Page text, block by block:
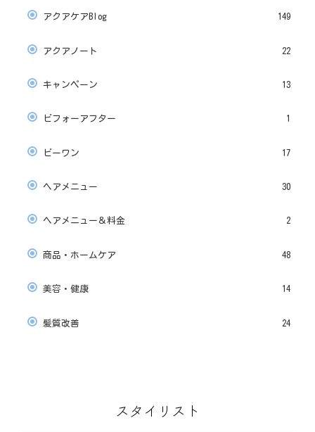
アクアケアBlog 149
アクアノート 22
キャンペーン 13
ビフォーアフター 1
ビーワン 17
ヘアメニュー 30
ヘアメニュー＆料金 2
商品・ホームケア 48
美容・健康 14
髪質改善 24
スタイリスト